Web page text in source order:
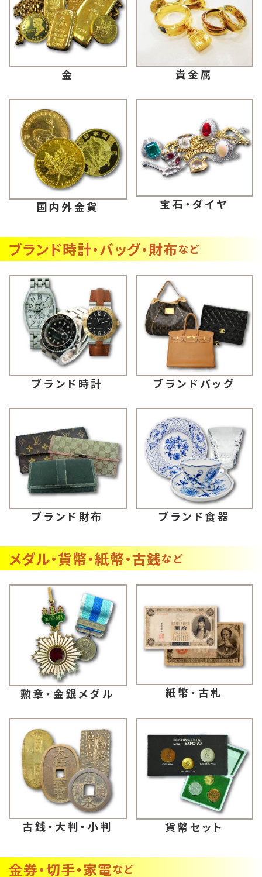
金 貴金属
国内外金貨 宝石・ダイヤ
ブランド時計・バッグ・財布など
ブランド時計 ブランドバッグ
ブランド財布 ブランド食器
メダル・貨幣・紙幣・古銭など
勲章・金銀メダル 紙幣・古札
古銭・大判・小判 貨幣セット
金券・切手・家電など